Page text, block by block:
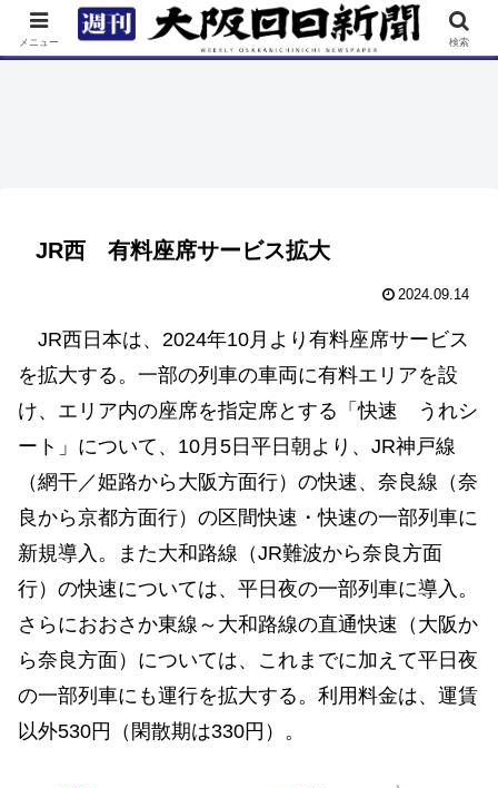
TOP 特集 ニュース 連載 街ネタ イベント
JR西 有料座席サービス拡大
2024.09.14
JR西日本は、2024年10月より有料座席サービス
を拡大する。一部の列車の車両に有料エリアを設
け、エリア内の座席を指定席とする「快速 うれシ
ート」について、10月5日平日朝より、JR神戸線
（網干／姫路から大阪方面行）の快速、奈良線（奈
良から京都方面行）の区間快速・快速の一部列車に
新規導入。また大和路線（JR難波から奈良方面
行）の快速については、平日夜の一部列車に導入。
さらにおおさか東線～大和路線の直通快速（大阪か
ら奈良方面）については、これまでに加えて平日夜
の一部列車にも運行を拡大する。利用料金は、運賃
以外530円（閑散期は330円）。
メニュー 検索